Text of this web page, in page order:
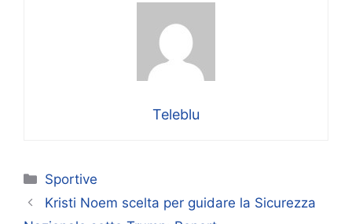
Teleblu
Categorie
Sportive
Kristi Noem scelta per guidare la Sicurezza